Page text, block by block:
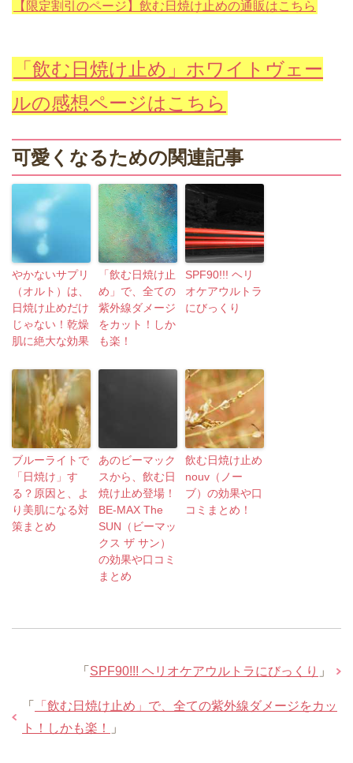
【限定割引のページ】飲む日焼け止めの通販はこちら
「飲む日焼け止め」ホワイトヴェー
ルの感想ページはこちら
可愛くなるための関連記事
やかないサプリ
（オルト）は、
日焼け止めだけ
じゃない！乾燥
肌に絶大な効果
「飲む日焼け止
め」で、全ての
紫外線ダメージ
をカット！しか
も楽！
SPF90!!! ヘリ
オケアウルトラ
にびっくり
ブルーライトで
「日焼け」す
る？原因と、よ
り美肌になる対
策まとめ
あのビーマック
スから、飲む日
焼け止め登場！
BE-MAX The
SUN（ビーマッ
クス ザ サン）
の効果や口コミ
まとめ
飲む日焼け止め
nouv（ノー
ブ）の効果や口
コミまとめ！
「 SPF90!!! ヘリオケアウルトラにびっくり 」
「
「飲む日焼け止め」で、全ての紫外線ダメージをカッ
ト！しかも楽！
」